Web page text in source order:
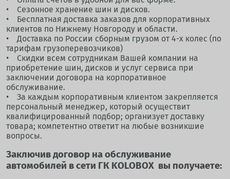
• Сезонное хранение шин и дисков.
• Бесплатная доставка заказов для корпоративных
клиентов по Нижнему Новгороду и области.
• Доставка по России сборным грузом от 4-х колес (по
тарифам грузоперевозчиков)
• Скидки всем сотрудникам Вашей компании на
приобретение шин, дисков и услуг сервиса при
заключении договора на корпоративное
обслуживание.
• За каждым корпоративным клиентом закрепляется
персональный менеджер, который осуществит
квалифицированный подбор; организует доставку
товара; компетентно ответит на любые возникшие
вопросы.
Заключив договор на обслуживание
автомобилей в сети ГК KOLOBOX вы получаете: